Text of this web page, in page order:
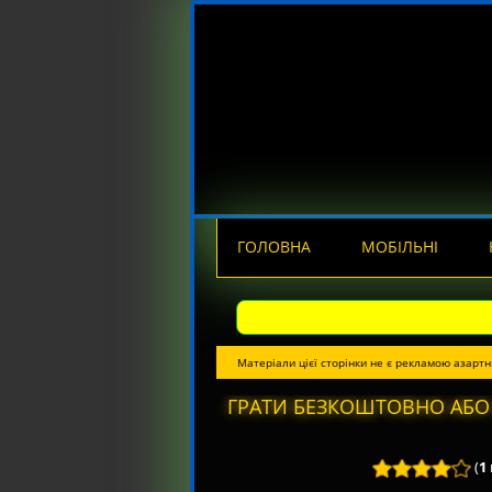
ГОЛОВНА МОБІЛЬНІ
Матеріали цієї сторінки не є рекламою
ГРАТИ БЕЗКОШТОВНО АБО
(1